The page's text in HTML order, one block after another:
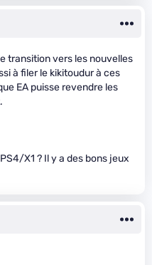
transition vers les nouvelles
à filer le kikitoudur à ces
EA puisse revendre les
X1 ? Il y a des bons jeux